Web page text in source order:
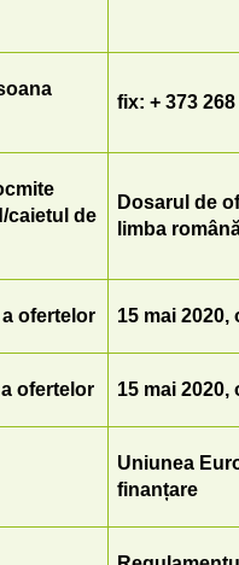
fix: + 373
caietul de
Dosarul de
limba
ofertelor 15 mai 2020,
ofertelor 15 mai 2020,
Uniunea
finanțare